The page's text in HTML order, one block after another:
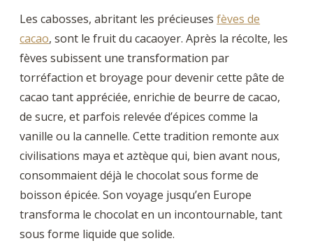
Les cabosses, abritant les précieusesfèves de
cacao, sont le fruit du cacaoyer. Après la récolte, les
fèves subissent une transformation par
torréfaction et broyage pour devenir cette pâte de
cacao tant appréciée, enrichie de beurre de cacao,
de sucre, et parfois relevée d’épices comme la
vanille ou la cannelle. Cette tradition remonte aux
civilisations maya et aztèque qui, bien avant nous,
consommaient déjà le chocolat sous forme de
boisson épicée. Son voyage jusqu’en Europe
transforma le chocolat en un incontournable, tant
sous forme liquide que solide.